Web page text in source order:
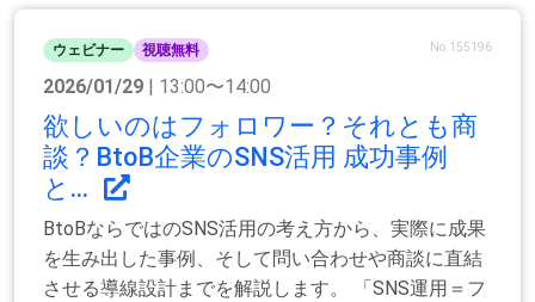
ウェビナー 視聴無料 No.155196
2026/01/29 | 13:00〜14:00
欲しいのはフォロワー？それとも商
談？BtoB企業のSNS活用 成功事例
と...
BtoBならではのSNS活用の考え方から、実際に成果
を生み出した事例、そして問い合わせや商談に直結
させる導線設計までを解説します。 「SNS運用＝フ